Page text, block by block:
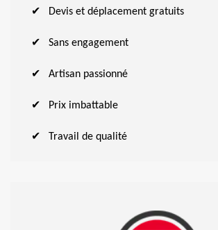
Devis et déplacement gratuits
Sans engagement
Artisan passionné
Prix imbattable
Travail de qualité